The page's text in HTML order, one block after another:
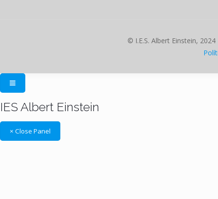
© I.E.S. Albert Einstein,
IES Albert Einstein
× Close Panel